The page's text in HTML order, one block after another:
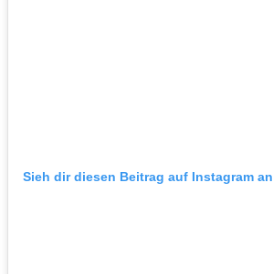
Sieh dir diesen Beitrag auf Instagram an